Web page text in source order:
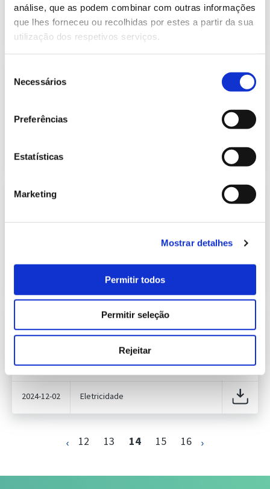
análise, que as podem combinar com outras informações
que lhes forneceu ou recolhidas por estes a partir da sua
utilização dos respetivos serviços.
Necessários
Preferências
Estatísticas
Marketing
Mostrar detalhes
Permitir todos
Permitir seleção
Rejeitar
2024-09-02 Eletricidade
Elétrica de outubro de 2024
Publicação com periodicidade mensal, com
informação sobre Eletricidade
Previsão do Consumo de Energia
Elétrica de dezembro de 2024
Publicação com periodicidade mensal, com
informação sobre Eletricidade
2024-12-02 Eletricidade
12 13 14 15 16